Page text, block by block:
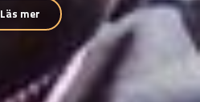
Läs mer